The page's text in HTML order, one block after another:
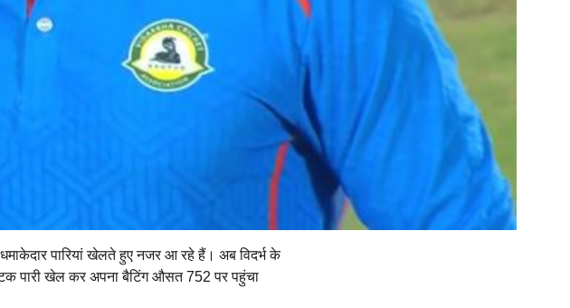
पारियां खेलते हुए नजर आ रहे हैं। अब विदर्भ के
पारी खेल कर अपना बैटिंग औसत 752 पर पहुंचा